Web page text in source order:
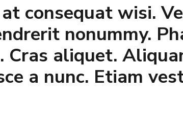
consequat wisi.
nonummy.
Cras aliquet.
a nunc. Etiam